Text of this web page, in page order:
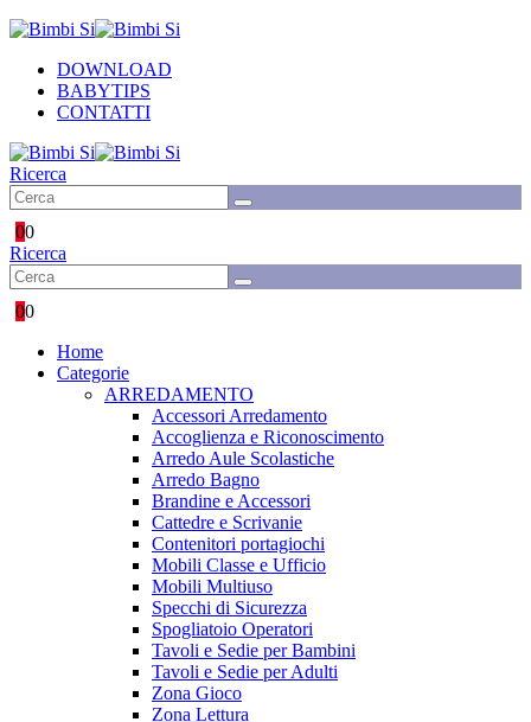
DOWNLOAD
BABYTIPS
CONTATTI
Ricerca
00
Ricerca
00
Home
Categorie
ARREDAMENTO
Accessori Arredamento
Accoglienza e Riconoscimento
Arredo Aule Scolastiche
Arredo Bagno
Brandine e Accessori
Cattedre e Scrivanie
Contenitori portagiochi
Mobili Classe e Ufficio
Mobili Multiuso
Specchi di Sicurezza
Spogliatoio Operatori
Tavoli e Sedie per Bambini
Tavoli e Sedie per Adulti
Zona Gioco
Zona Lettura